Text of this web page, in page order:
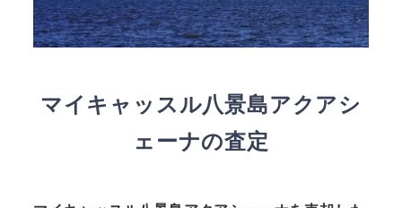
マイキャッスル八景島アクアシ
ェーナの査定